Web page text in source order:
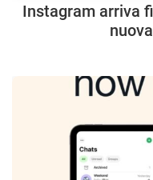
Instagram arriva